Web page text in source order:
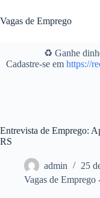
para
o
Vagas de Emprego
♻️ Ganhe
Cadastre-se em https://
Entrevista de Emprego:
RS
admin
25
Vagas de Emprego